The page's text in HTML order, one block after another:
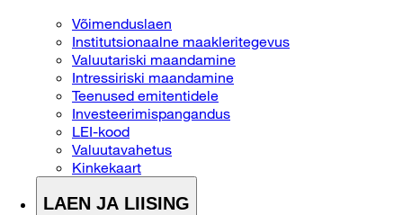
Võimenduslaen
Institutsionaalne maakleritegevus
Valuutariski maandamine
Intressiriski maandamine
Teenused emitentidele
Investeerimispangandus
LEI-kood
Valuutavahetus
Kinkekaart
LAEN JA LIISING